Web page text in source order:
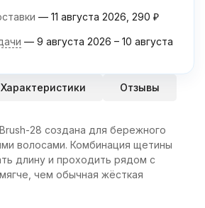
11 августа 2026 290 ₽
9 августа 2026 – 10 августа
Характеристики Отзывы
28 создана для бережного
волосами. Комбинация щетины
длину и проходить рядом с
чем обычная жёсткая